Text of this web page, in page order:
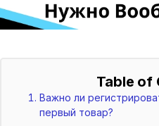
Table of
Важно ли
первый товар?